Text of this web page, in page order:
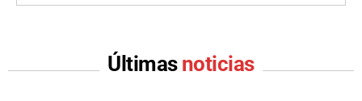
Últimas noticias